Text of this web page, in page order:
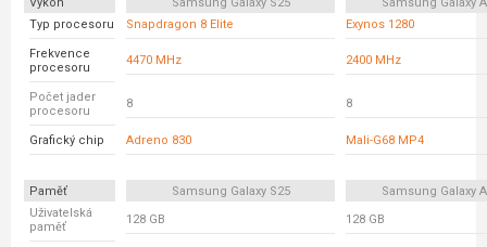
Typ procesoru
Snapdragon 8 Elite Exynos 1280
Frekvence
procesoru
4470 MHz 2400 MHz
Počet jader
procesoru
8 8
Grafický chip Adreno 830 Mali-G68 MP4
Paměť Samsung Galaxy S25
Samsung Galaxy
Uživatelská
paměť
128 GB 128 GB